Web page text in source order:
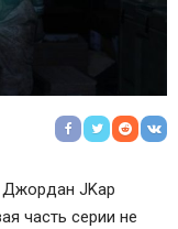
Джордан JKap
часть серии не